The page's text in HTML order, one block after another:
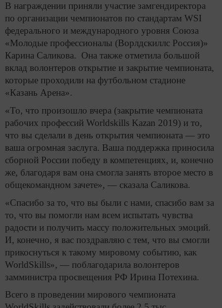
В награждении приняли участие замгендиректора
по организации чемпионатов по стандартам WSI
федерального и международного уровня Союза
«Молодые профессионалы (Ворлдскиллс Россия)»
Карина Саликова. Она также отметила большой
вклад волонтеров открытие и закрытие чемпионата,
которые проходили на футбольном стадионе
«Казань Арена».
«То, что произошло вчера (закрытие чемпионата
рабочих профессий Worldskills Kazan 2019) и то,
что вы сделали в день открытия чемпионата — это
ваша огромная заслуга. Ваша поддержка приносила
сборной России победу в компетенциях, и, конечно
же, благодаря вам она смогла занять второе место в
общекомандном зачете», — сказала Саликова.
«Спасибо за то, что вы были с нами, спасибо вам за
то, что вы помогли нам всем испытать чувства
радости и получить массу положительных эмоций.
И, конечно, я вас поздравляю с тем, что вы смогли
прикоснуться к такому мировому событию, как
WorldSkills», — поблагодарила волонтеров
замминистра просвещения РФ Ирина Потехина.
Всего в проведении мирового чемпионата